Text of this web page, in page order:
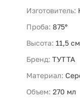
Изготовитель:
Проба: 875°
Высота: 11,5 см
Бренд: ТУТТА
Материал:
Объем: 270 мл